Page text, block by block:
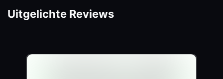
Uitgelichte Reviews